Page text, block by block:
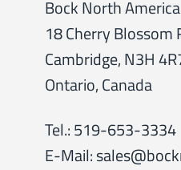
Bock North America
18 Cherry Blossom
Cambridge, N3H
Ontario, Canada
Tel.: 519-653-3334
E-Mail: